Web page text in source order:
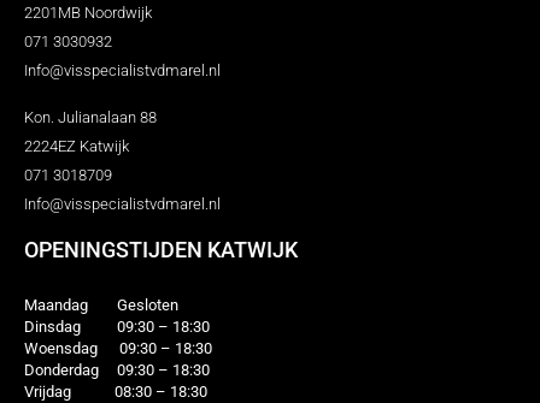
2201MB Noordwijk
071 3030932
Info@visspecialistvdmarel.nl
Kon. Julianalaan 88
2224EZ Katwijk
071 3018709
Info@visspecialistvdmarel.nl
OPENINGSTIJDEN KATWIJK
Maandag Gesloten
Dinsdag 09:30 – 18:30
Woensdag 09:30 – 18:30
Donderdag 09:30 – 18:30
Vrijdag 08:30 – 18:30